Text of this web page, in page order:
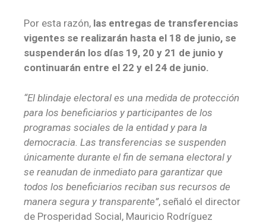
Por esta razón, las entregas de transferencias
vigentes se realizarán hasta el 18 de junio, se
suspenderán los días 19, 20 y 21 de junio y
continuarán entre el 22 y el 24 de junio.
“El blindaje electoral es una medida de protección
para los beneficiarios y participantes de los
programas sociales de la entidad y para la
democracia. Las transferencias se suspenden
únicamente durante el fin de semana electoral y
se reanudan de inmediato para garantizar que
todos los beneficiarios reciban sus recursos de
manera segura y transparente”, señaló el director
de Prosperidad Social, Mauricio Rodríguez